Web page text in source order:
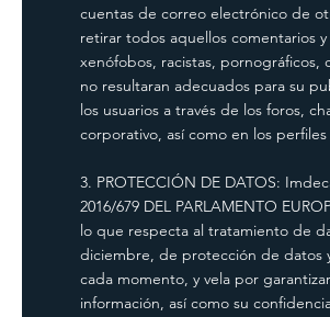
cuentas de correo electrónico de
retirar todos aquellos comentarios
xenófobos, racistas,
no resultaran adecuados para su
los usuarios a través de los foros,
corporativo, así como en los
3. PROTECCIÓN DE DATOS:
2016/679 DEL PARLAMENTO
lo que respecta al tratamiento de
diciembre, de protección de datos
cada momento, y vela por
información, así como su